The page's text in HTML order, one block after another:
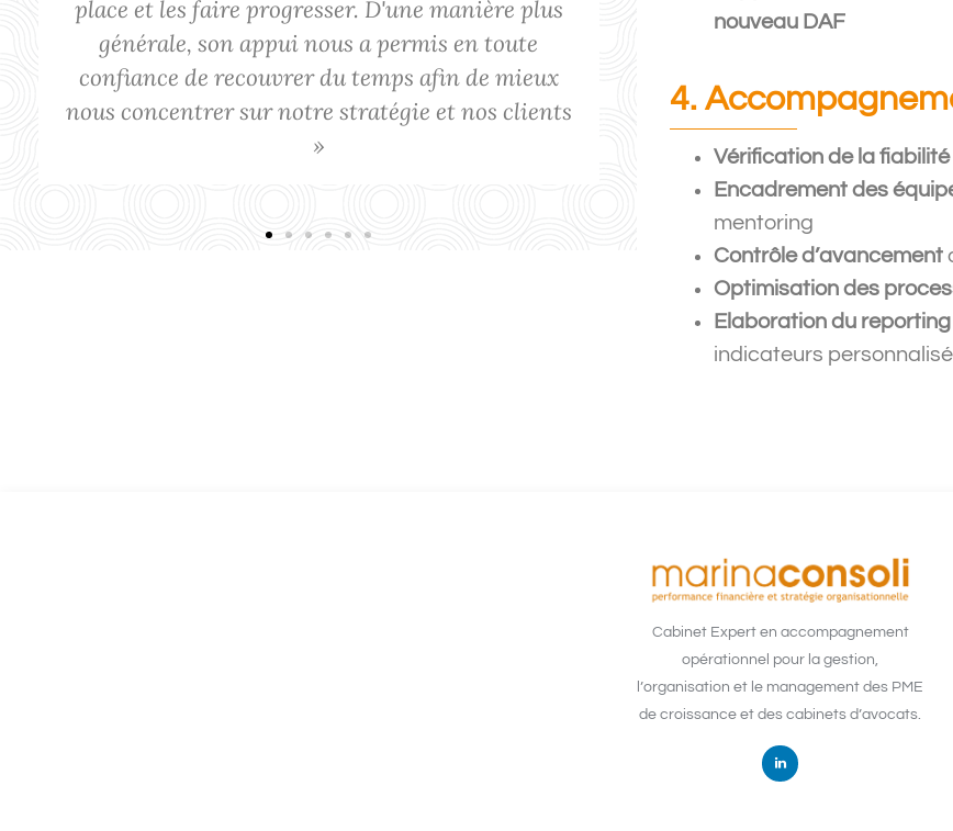
place et les faire progresser. D'une manière plus
générale, son appui nous a permis en toute
confiance de recouvrer du temps afin de mieux
nous concentrer sur notre stratégie et nos clients
»
sa capacité
nouveau DAF
4.
Vérification de la
Encadrement des
mentoring
Contrôle d’avancement
Optimisation des
Elaboration du reporting
indicateurs
Cabinet Expert en accompagnement
opérationnel pour la gestion,
l’organisation et le management des PME
de croissance et des cabinets d’avocats.